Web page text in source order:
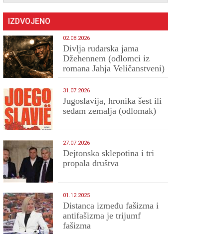
IZDVOJENO
02.08.2026
Divlja rudarska jama
Džehennem (odlomci iz
romana Jahja Veličanstveni)
31.07.2026
Jugoslavija, hronika šest ili
sedam zemalja (odlomak)
27.07.2026
Dejtonska sklepotina i tri
propala društva
01.12.2025
Distanca između fašizma i
antifašizma je trijumf
fašizma